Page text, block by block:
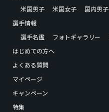
米国男子
米国女子 国内男子
選手情報
選手名鑑
フォトギャラリー
はじめての方へ
よくある質問
マイページ
キャンペーン
特集